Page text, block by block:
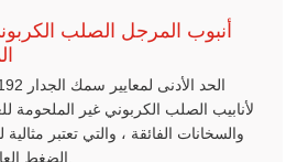
لأنابيب الصلب الكربوني غير الملحومة
والسخانات الفائقة ، والتي تعتبر